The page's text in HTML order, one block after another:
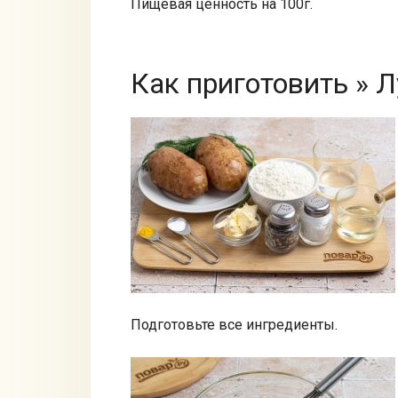
Пищевая ценность на 100г.
Как приготовить »
Подготовьте все ингредиенты.